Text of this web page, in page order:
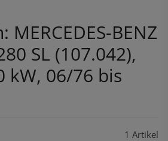
MERCEDES-BENZ
SL (107.042),
kW, 06/76 bis
1 Artikel